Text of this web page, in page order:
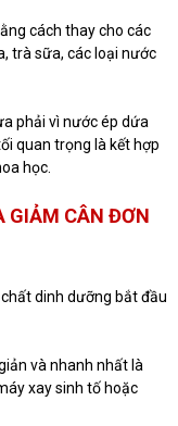
cách thay cho các
trà sữa, các loại nước
phải vì nước ép dứa
quan trọng là kết hợp
học.
GIẢM CÂN ĐƠN
dinh dưỡng bắt đầu
và nhanh nhất là
xay sinh tố hoặc